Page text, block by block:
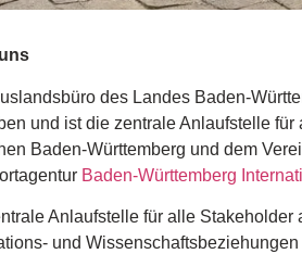
des Landes Baden-
und ist die zentrale Anlaufstelle
Baden-Württemberg und dem
Baden-Württemberg
Anlaufstelle für alle
und